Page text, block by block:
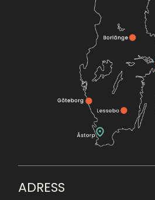
ADRESS